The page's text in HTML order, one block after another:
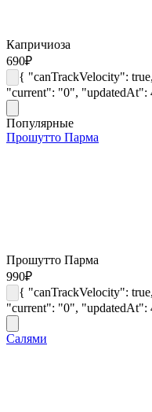
Капричиоза
690₽
{ "canTrackVelocity":
"current": "0", "updatedAt":
Популярные
Прошутто Парма
Прошутто Парма
990₽
{ "canTrackVelocity":
"current": "0", "updatedAt":
Салями